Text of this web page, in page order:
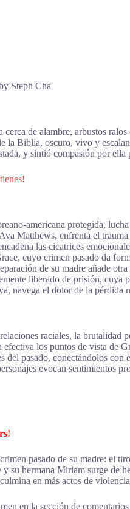
cerca de alambre, arbustos
la Biblia, oscuro, vivo y
y sintió compasión por
americana protegida,
Matthews, enfrenta el
las cicatrices
cuyo crimen pasado da
de su madre añade
liberado de prisión, cuya
navega el dolor de la pérdida
raciales, la brutalidad
efectiva los puntos de vista de
del pasado, conectándolos con
evocan sentimientos
pasado de su madre: el
su hermana Miriam surge de
en más actos de
en la sección de